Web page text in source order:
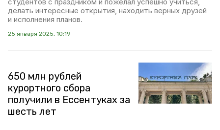
делать интересные открытия, находить верных друзей
и исполнения планов.
25 января 2025, 10:19
650 млн рублей
курортного сбора
получили в Ессентуках за
шесть лет